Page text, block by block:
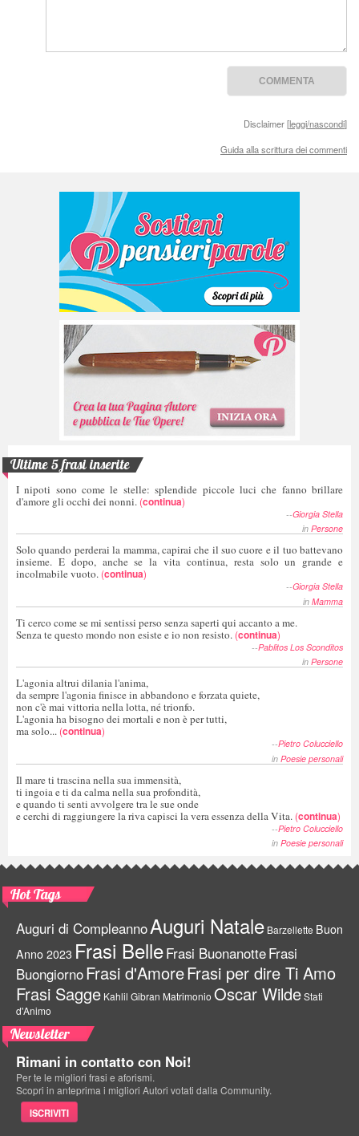
Disclaimer [leggi/nascondi]
Guida alla scrittura dei commenti
Ultime 5 frasi inserite
I nipoti sono come le stelle: splendide piccole luci che fanno brillare
d'amore gli occhi dei nonni. (continua)
--Giorgia Stella
in Persone
Solo quando perderai la mamma, capirai che il suo cuore e il tuo battevano
insieme. E dopo, anche se la vita continua, resta solo un grande e
incolmabile vuoto. (continua)
--Giorgia Stella
in Mamma
Ti cerco come se mi sentissi perso senza saperti qui accanto a me.
Senza te questo mondo non esiste e io non resisto. (continua)
--Pablitos Los Sconditos
in Persone
L'agonia altrui dilania l'anima,
da sempre l'agonia finisce in abbandono e forzata quiete,
non c'è mai vittoria nella lotta, né trionfo.
L'agonia ha bisogno dei mortali e non è per tutti,
ma solo... (continua)
--Pietro Colucciello
in Poesie personali
Il mare ti trascina nella sua immensità,
ti ingoia e ti da calma nella sua profondità,
e quando ti senti avvolgere tra le sue onde
e cerchi di raggiungere la riva capisci la vera essenza della Vita. (continua)
--Pietro Colucciello
in Poesie personali
Hot Tags
Auguri di CompleannoAuguri Natale Barzellette Buon
Anno 2023 Frasi BelleFrasi BuonanotteFrasi
BuongiornoFrasi d'AmoreFrasi per dire Ti Amo
Frasi Sagge Kahlil Gibran Matrimonio Oscar WildeStati
d'Animo
Newsletter
Rimani in contatto con Noi!
Per te le migliori frasi e aforismi.
Scopri in anteprima i migliori Autori votati dalla Community.
ISCRIVITI